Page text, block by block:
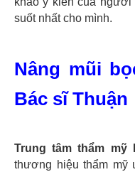
suốt nhất cho mình.
Nâng mũi
Bác sĩ Thuận
Trung tâm thẩm mỹ
thương hiệu thẩm mỹ